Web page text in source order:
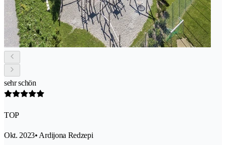
sehr schön
TOP
Okt. 2023• Ardijona Redzepi